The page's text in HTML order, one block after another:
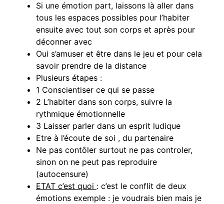
Si une émotion part, laissons là aller dans
tous les espaces possibles pour l’habiter
ensuite avec tout son corps et après pour
déconner avec
Oui s’amuser et être dans le jeu et pour cela
savoir prendre de la distance
Plusieurs étapes :
1 Conscientiser ce qui se passe
2 L’habiter dans son corps, suivre la
rythmique émotionnelle
3 Laisser parler dans un esprit ludique
Etre à l’écoute de soi , du partenaire
Ne pas contôler surtout ne pas controler,
sinon on ne peut pas reproduire
(autocensure)
ETAT c’est quoi : c’est le conflit de deux
émotions exemple : je voudrais bien mais je